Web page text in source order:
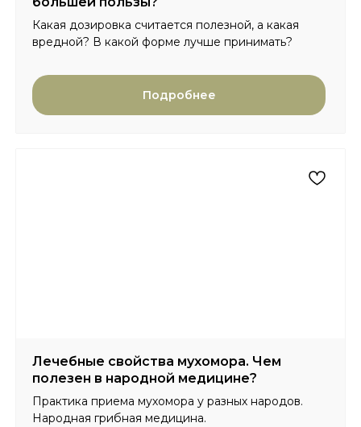
Какая дозировка считается полезной, а какая
вредной? В какой форме лучше принимать?
Подробнее
Лечебные свойства мухомора. Чем
полезен в народной медицине?
Практика приема мухомора у разных народов.
Народная грибная медицина.